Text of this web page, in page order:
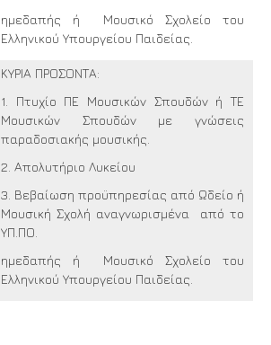
ημεδαπής ή Μουσικό Σχολείο του
Ελληνικού Υπουργείου Παιδείας.
ΚΥΡΙΑ ΠΡΟΣΟΝΤΑ:
1. Πτυχίο ΠΕ Μουσικών Σπουδών ή ΤΕ
Μουσικών Σπουδών με γνώσεις
παραδοσιακής μουσικής.
2. Απολυτήριο Λυκείου
3. Βεβαίωση προϋπηρεσίας από Ωδείο ή
Μουσική Σχολή αναγνωρισμένα από το
ΥΠ.ΠΟ.
ημεδαπής ή Μουσικό Σχολείο του
Ελληνικού Υπουργείου Παιδείας.